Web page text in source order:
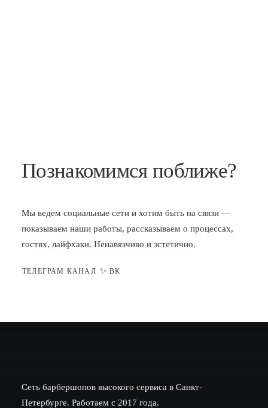
Познакомимся поближе?
Мы ведем социальные сети и хотим быть на связи —
показываем наши работы, рассказываем о процессах,
гостях, лайфхаки. Ненавязчиво и эстетично.
ТЕЛЕГРАМ КАНАЛ ✨ ВК
Сеть барбершопов высокого сервиса в Санкт-
Петербурге. Работаем с 2017 года.